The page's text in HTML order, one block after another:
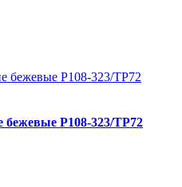
P108-323/TP72